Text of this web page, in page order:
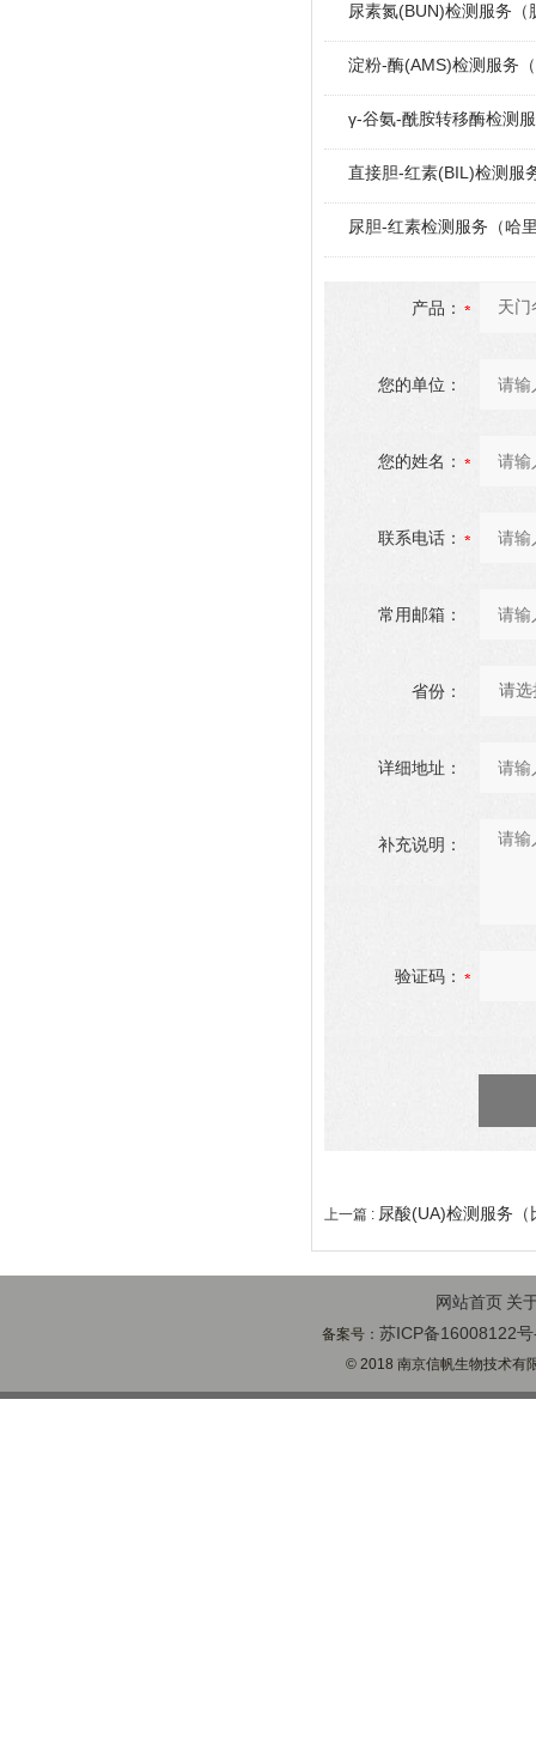
尿素氮(BUN)检测服务（
淀粉-酶(AMS)检测服务
γ-谷氨-酰胺转移酶检测
直接胆-红素(BIL)检测服
尿胆-红素检测服务（哈
产品：
您的单位：
您的姓名：
联系电话：
常用邮箱：
省份：
详细地址：
补充说明：
验证码：
上一篇 : 尿酸(UA)检测服务
网站首页 关
备案号： 苏ICP备16008122
© 2018 南京信帆生物技术有